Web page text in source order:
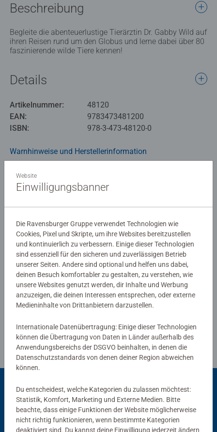
Beschreibung
Begleite die abenteuerlustige Tierärztin Dr. Gabby Wild auf
ihren Reisen rund um den Globus und lerne dabei über 80
faszinierende wilde Tiere kennen!
Details
Artikelnummer:
48120
EAN:
9783473481200
ISBN:
978-3-473-48120-0
Warnhinweise und Herstellerinformation
Noch keine Bewertungen
0/0
Verfasse eine Bewertung
Richtlinien für Bewertungen
Beliebte Auswahl
Andere Kunden mögen auch
Website
Einwilligungsbanner
Die Ravensburger Gruppe verwendet Technologien wie
Cookies, Pixel und Skripte, um ihre Websites bereitzustellen
und kontinuierlich zu verbessern. Einige dieser Technologien
sind essenziell für den sicheren und zuverlässigen Betrieb
unserer Seiten. Andere sind optional und helfen uns dabei,
deinen Besuch komfortabler zu gestalten, zu verstehen, wie
unsere Websites genutzt werden, dir Inhalte und Werbung
anzuzeigen, die deinen Interessen entsprechen, oder externe
Medieninhalte von Drittanbietern darzustellen.
Internationale Datenübertragung: Einige dieser Technologien
können die Übertragung von Daten in Länder außerhalb des
Anwendungsbereichs der DSGVO beinhalten, in denen die
Datenschutzstandards von denen deiner Region abweichen
können.
Du entscheidest, welche Kategorien du zulassen möchtest:
Statistik, Komfort, Marketing und Externe Medien. Bitte
beachte, dass einige Funktionen der Website möglicherweise
nicht richtig funktionieren, wenn bestimmte Kategorien
deaktiviert sind. Du kannst deine Einwilligung jederzeit ändern